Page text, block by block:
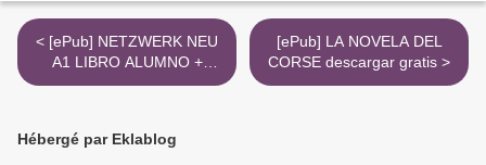
< [ePub] NETZWERK NEU
A1 LIBRO ALUMNO +
AUDIO + VID descargar
[ePub] LA NOVELA DEL
CORSE descargar gratis >
Hébergé par Eklablog